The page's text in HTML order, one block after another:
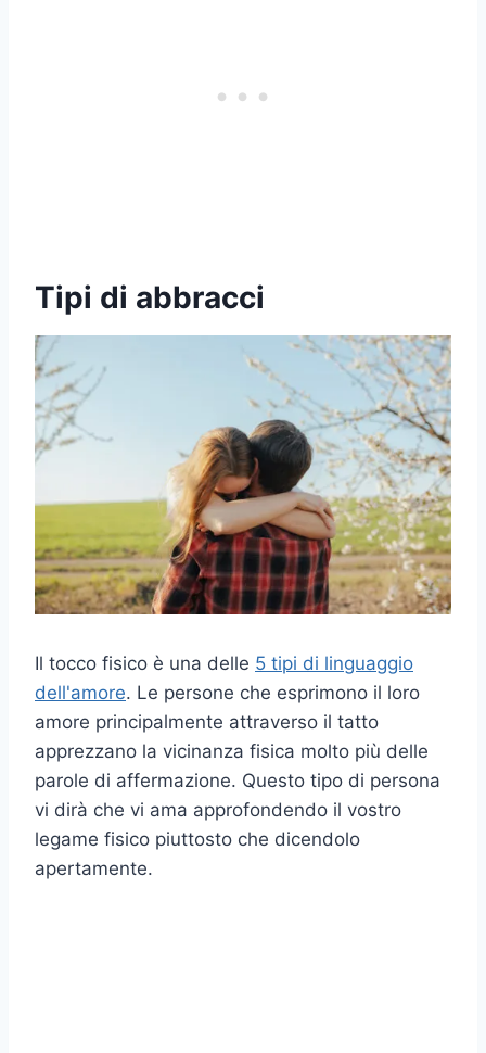
Tipi di abbracci
Il tocco fisico è una delle 5 tipi di linguaggio
dell'amore. Le persone che esprimono il loro
amore principalmente attraverso il tatto
apprezzano la vicinanza fisica molto più delle
parole di affermazione. Questo tipo di persona
vi dirà che vi ama approfondendo il vostro
legame fisico piuttosto che dicendolo
apertamente.